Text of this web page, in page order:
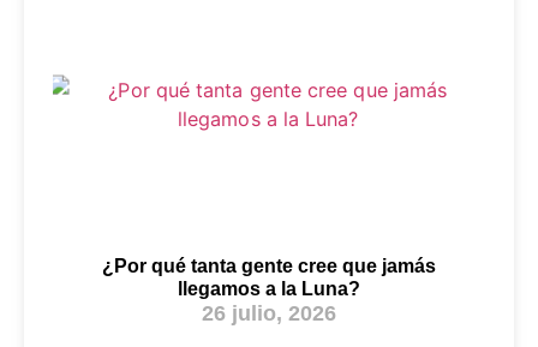
¿Por qué tanta gente cree que jamás
llegamos a la Luna?
26 julio, 2026